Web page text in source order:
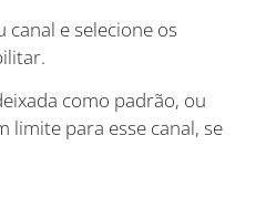
canal e selecione os
como padrão, ou
limite para esse canal, se